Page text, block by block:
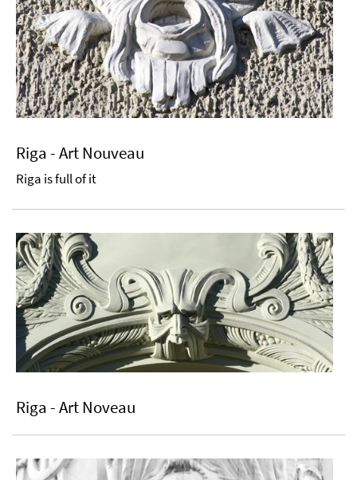
Riga - Art Nouveau
Riga is full of it
Riga - Art Noveau